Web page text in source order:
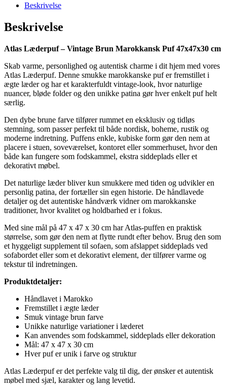
Beskrivelse
Beskrivelse
Atlas Læderpuf – Vintage Brun Marokkansk Puf 47x47x30 cm
Skab varme, personlighed og autentisk charme i dit hjem med vores
Atlas Læderpuf. Denne smukke marokkanske puf er fremstillet i
ægte læder og har et karakterfuldt vintage-look, hvor naturlige
nuancer, bløde folder og den unikke patina gør hver enkelt puf helt
særlig.
Den dybe brune farve tilfører rummet en eksklusiv og tidløs
stemning, som passer perfekt til både nordisk, boheme, rustik og
moderne indretning. Puffens enkle, kubiske form gør den nem at
placere i stuen, soveværelset, kontoret eller sommerhuset, hvor den
både kan fungere som fodskammel, ekstra siddeplads eller et
dekorativt møbel.
Det naturlige læder bliver kun smukkere med tiden og udvikler en
personlig patina, der fortæller sin egen historie. De håndlavede
detaljer og det autentiske håndværk vidner om marokkanske
traditioner, hvor kvalitet og holdbarhed er i fokus.
Med sine mål på 47 x 47 x 30 cm har Atlas-puffen en praktisk
størrelse, som gør den nem at flytte rundt efter behov. Brug den som
et hyggeligt supplement til sofaen, som afslappet siddeplads ved
sofabordet eller som et dekorativt element, der tilfører varme og
tekstur til indretningen.
Produktdetaljer:
Håndlavet i Marokko
Fremstillet i ægte læder
Smuk vintage brun farve
Unikke naturlige variationer i læderet
Kan anvendes som fodskammel, siddeplads eller dekoration
Mål: 47 x 47 x 30 cm
Hver puf er unik i farve og struktur
Atlas Læderpuf er det perfekte valg til dig, der ønsker et autentisk
møbel med sjæl, karakter og lang levetid.